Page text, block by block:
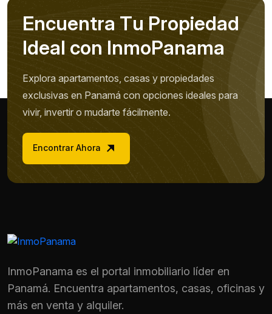
Encuentra Tu Propiedad
Ideal con InmoPanama
Explora apartamentos, casas y propiedades
exclusivas en Panamá con opciones ideales para
vivir, invertir o mudarte fácilmente.
Encontrar Ahora
InmoPanama es el portal inmobiliario líder en
Panamá. Encuentra apartamentos, casas, oficinas y
más en venta y alquiler.